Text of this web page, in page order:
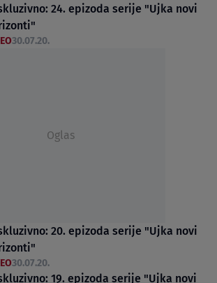
24. epizoda serije "Ujka novi
30.07.20.
Oglas
20. epizoda serije "Ujka novi
30.07.20.
19. epizoda serije "Ujka novi